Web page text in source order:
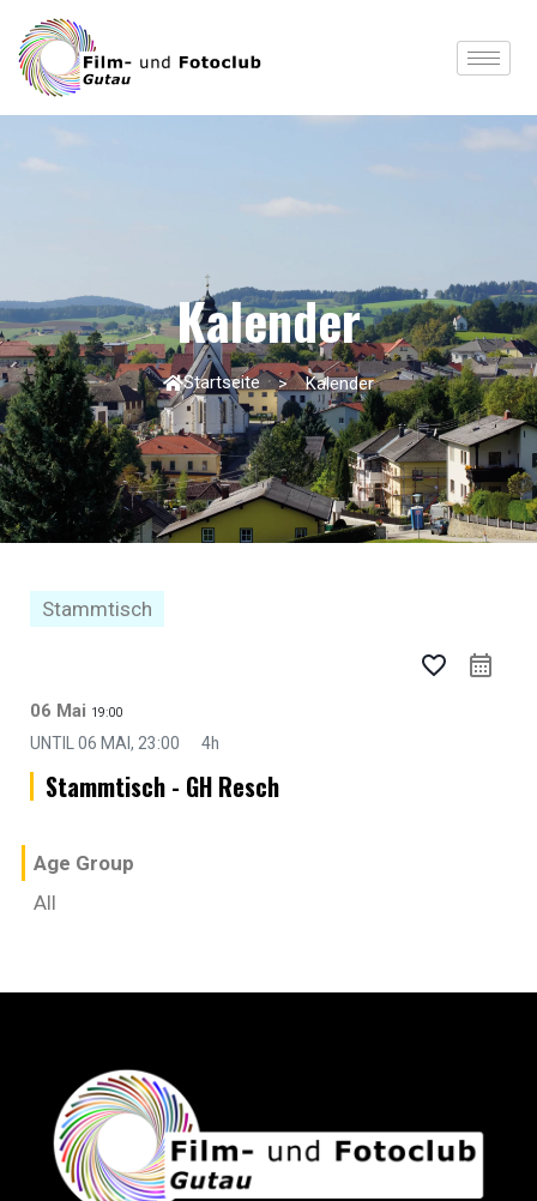
Kalender
Startseite > Kalender
Stammtisch
favorite_border
06 Mai 19:00
UNTIL06 MAI, 23:00 4h
Stammtisch - GH Resch
Age Group
All